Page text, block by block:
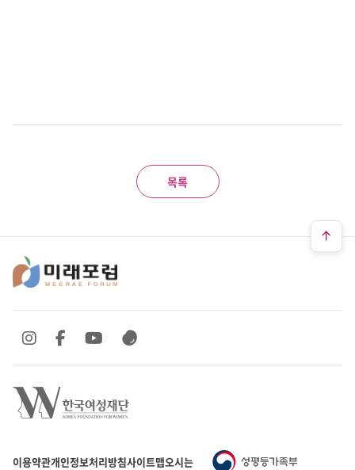
목록
이용약관개인정보처리방침사이트맵오시는 길
SNS 바로가기
SNS 바로가기SNS 바로가기
SNS 바로가기